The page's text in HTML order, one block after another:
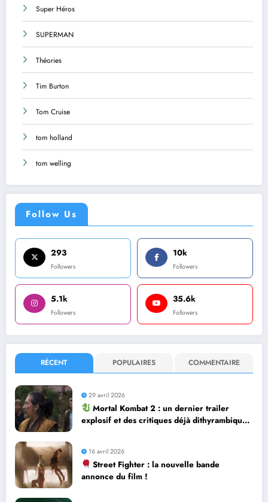
Super Héros
SUPERMAN
Théories
Tim Burton
Tom Cruise
tom holland
tom welling
Follow Us
293
Followers
10k
Followers
5.1k
Followers
35.6k
Followers
RÉCENT POPULAIRES COMMENTAIRE
29 avril 2026
Mortal Kombat 2 : un dernier trailer
explosif et des critiques déjà dithyrambiques
16 avril 2026
Street Fighter : la nouvelle bande
annonce du film !